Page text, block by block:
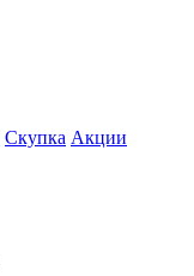
Скупка Акции